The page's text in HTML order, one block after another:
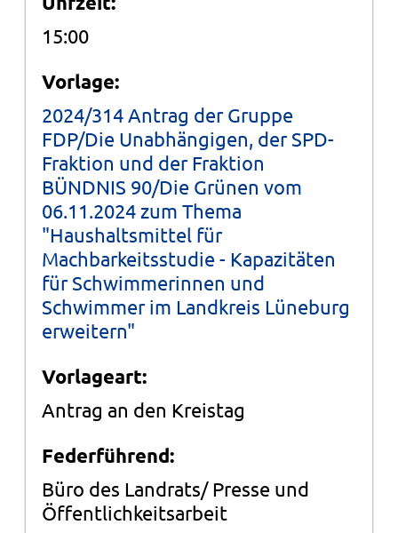
15:00
Vorlage:
2024/314 Antrag der Gruppe
FDP/Die Unabhängigen, der SPD-
Fraktion und der Fraktion
BÜNDNIS 90/Die Grünen vom
06.11.2024 zum Thema
"Haushaltsmittel für
Machbarkeitsstudie - Kapazitäten
für Schwimmerinnen und
Schwimmer im Landkreis Lüneburg
erweitern"
Vorlageart:
Antrag an den Kreistag
Federführend:
Büro des Landrats/ Presse und
Öffentlichkeitsarbeit